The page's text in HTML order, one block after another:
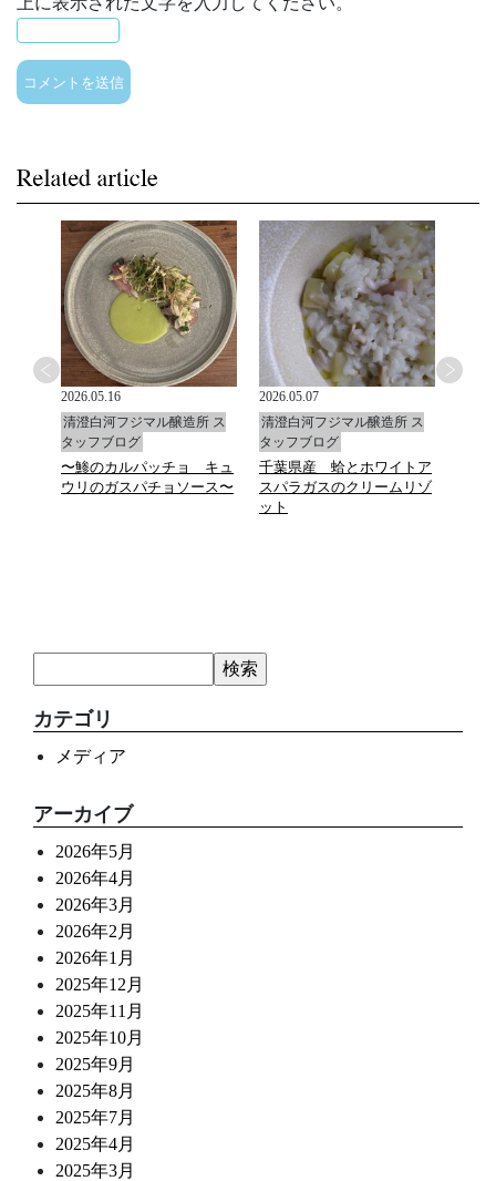
2026.05.16
清澄白河フジマル醸造所 ス
タッフブログ
〜鯵のカルパッチョ キュ
ウリのガスパチョソース〜
2026.05.07
清澄白河フジマル醸造所 ス
タッフブログ
千葉県産 蛤とホワイトア
スパラガスのクリームリゾ
ット
カテゴリ
メディア
アーカイブ
2026年5月
2026年4月
2026年3月
2026年2月
2026年1月
2025年12月
2025年11月
2025年10月
2025年9月
2025年8月
2025年7月
2025年4月
2025年3月